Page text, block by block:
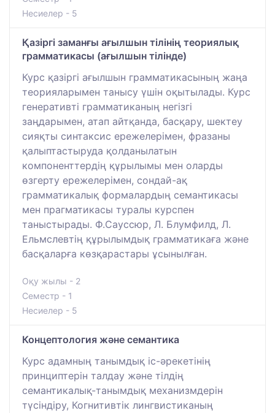
Несиелер - 5
Қазіргі заманғы ағылшын тілінің теориялық
грамматикасы (ағылшын тілінде)
Курс қазіргі ағылшын грамматикасының жаңа
теорияларымен танысу үшін оқытылады. Курс
генеративті грамматиканың негізгі
заңдарымен, атап айтқанда, басқару, шектеу
сияқты синтаксис ережелерімен, фразаны
қалыптастыруда қолданылатын
компоненттердің құрылымы мен оларды
өзгерту ережелерімен, сондай-ақ
грамматикалық формалардың семантикасы
мен прагматикасы туралы курспен
таныстырады. Ф.Сауссюр, Л. Блумфилд, Л.
Ельмслевтің құрылымдық грамматикаға және
басқаларға көзқарастары ұсынылған.
Оқу жылы - 2
Семестр - 1
Несиелер - 5
Концептология және семантика
Курс адамның танымдық іс-әрекетінің
принциптерін талдау және тілдің
семантикалық-танымдық механизмдерін
түсіндіру, Когнитивтік лингвистиканың